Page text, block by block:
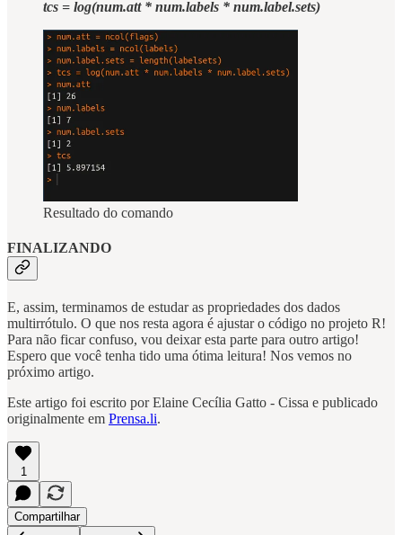
tcs = log(num.att * num.labels * num.label.sets)
Resultado do comando
FINALIZANDO
E, assim, terminamos de estudar as propriedades dos dados
multirrótulo. O que nos resta agora é ajustar o código no projeto R!
Para não ficar confuso, vou deixar esta parte para outro artigo!
Espero que você tenha tido uma ótima leitura! Nos vemos no
próximo artigo.
Este artigo foi escrito por Elaine Cecília Gatto - Cissa e publicado
originalmente em Prensa.li.
1
Compartilhar